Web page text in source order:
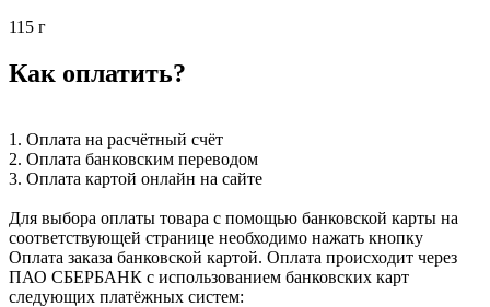
115 г
Как оплатить?
1. Оплата на расчётный счёт
2. Оплата банковским переводом
3. Оплата картой онлайн на сайте
Для выбора оплаты товара с помощью банковской карты на
соответствующей странице необходимо нажать кнопку
Оплата заказа банковской картой. Оплата происходит через
ПАО СБЕРБАНК с использованием банковских карт
следующих платёжных систем: